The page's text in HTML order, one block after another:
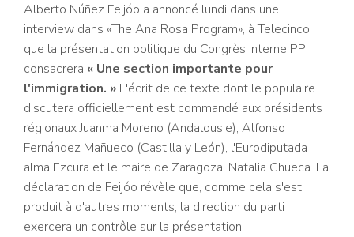
Alberto Núñez Feijóo a annoncé lundi dans une
interview dans «The Ana Rosa Program», à Telecinco,
que la présentation politique du Congrès interne PP
consacrera « Une section importante pour
l'immigration. » L'écrit de ce texte dont le populaire
discutera officiellement est commandé aux présidents
régionaux Juanma Moreno (Andalousie), Alfonso
Fernández Mañueco (Castilla y León), l'Eurodiputada
alma Ezcura et le maire de Zaragoza, Natalia Chueca. La
déclaration de Feijóo révèle que, comme cela s'est
produit à d'autres moments, la direction du parti
exercera un contrôle sur la présentation.